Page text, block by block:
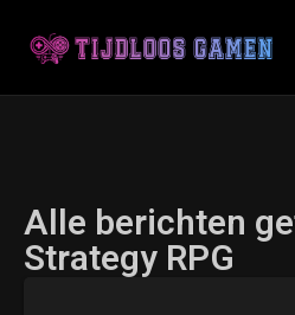
Alle berichten
Strategy RPG